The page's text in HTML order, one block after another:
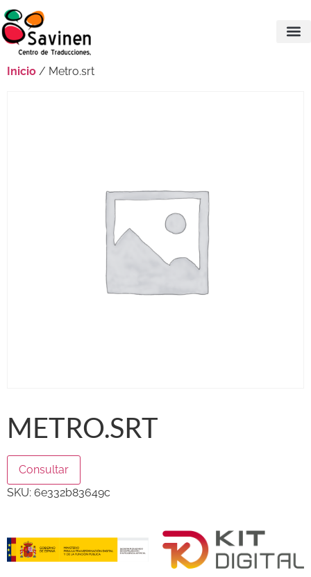
Inicio / Metro.srt
METRO.SRT
Consultar
SKU: 6e332b83649c